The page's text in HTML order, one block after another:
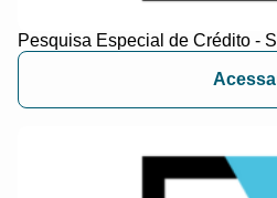
Pesquisa Especial de Crédito -